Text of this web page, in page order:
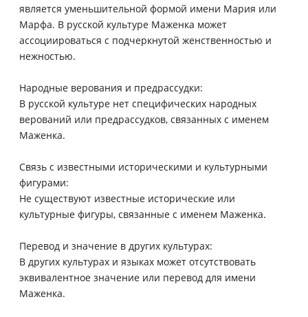
является уменьшительной формой имени Мария или
Марфа. В русской культуре Маженка может
ассоциироваться с подчеркнутой женственностью и
нежностью.
Народные верования и предрассудки:
В русской культуре нет специфических народных
верований или предрассудков, связанных с именем
Маженка.
Связь с известными историческими и культурными
фигурами:
Не существуют известные исторические или
культурные фигуры, связанные с именем Маженка.
Перевод и значение в других культурах:
В других культурах и языках может отсутствовать
эквивалентное значение или перевод для имени
Маженка.